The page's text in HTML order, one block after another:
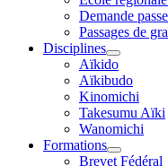
Demande
Passages de
Disciplines
Aïkido
Aïkibudo
Kinomichi
Takesumu Aïki
Wanomichi
Formations
Brevet Fédéral